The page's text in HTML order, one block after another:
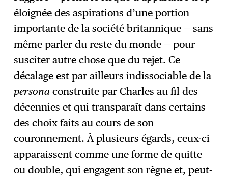
éloignée des aspirations d’une portion
importante de la société britannique — sans
même parler du reste du monde — pour
susciter autre chose que du rejet. Ce
décalage est par ailleurs indissociable de la
persona construite par Charles au fil des
décennies et qui transparaît dans certains
des choix faits au cours de son
couronnement. À plusieurs égards, ceux-ci
apparaissent comme une forme de quitte
ou double, qui engagent son règne et, peut-